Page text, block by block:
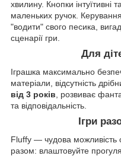
хвилину. Кнопки інтуїтивні
маленьких ручок.
"водити" свого песика,
сценарії гри.
Для
Іграшка максимально
матеріали, відсутність
від 3 років , розвиває
та відповідальність.
Ігри
Fluffy — чудова можливість
разом: влаштовуйте